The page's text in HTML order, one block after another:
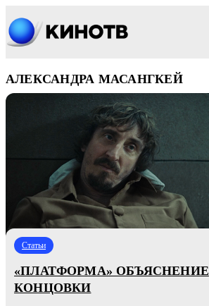
АЛЕКСАНДРА МАСАНГКЕЙ
Статьи
«ПЛАТФОРМА» ОБЪЯСНЕНИЕ
КОНЦОВКИ